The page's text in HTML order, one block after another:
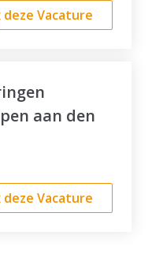
deze Vacature
aan den
deze Vacature